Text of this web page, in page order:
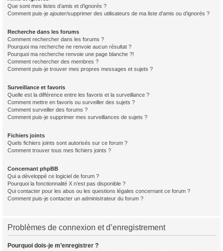
Que sont mes listes d’amis et d’ignorés ?
Comment puis-je ajouter/supprimer des utilisateurs de ma liste d’amis ou d’ignorés ?
Recherche dans les forums
Comment rechercher dans les forums ?
Pourquoi ma recherche ne renvoie aucun résultat ?
Pourquoi ma recherche renvoie une page blanche ?!
Comment rechercher des membres ?
Comment puis-je trouver mes propres messages et sujets ?
Surveillance et favoris
Quelle est la différence entre les favoris et la surveillance ?
Comment mettre en favoris ou surveiller des sujets ?
Comment surveiller des forums ?
Comment puis-je supprimer mes surveillances de sujets ?
Fichiers joints
Quels fichiers joints sont autorisés sur ce forum ?
Comment trouver tous mes fichiers joints ?
Concernant phpBB
Qui a développé ce logiciel de forum ?
Pourquoi la fonctionnalité X n’est pas disponible ?
Qui contacter pour les abus ou les questions légales concernant ce forum ?
Comment puis-je contacter un administrateur du forum ?
Problèmes de connexion et d’enregistrement
Pourquoi dois-je m’enregistrer ?